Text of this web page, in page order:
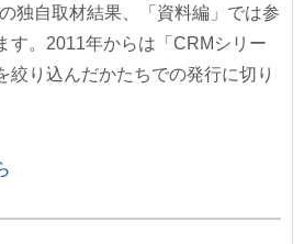
独自取材結果、「資料編」では参
す。2011年からは「CRMシリー
絞り込んだかたちでの発行に切り